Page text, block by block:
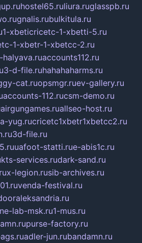
hostel65.ruliura.ruglasspb.ru
gnalis.rubulkitula.ru
1-xbeticricetc-1-xbetti-5.ru
1-xbetr-1-xbetcc-2.ru
accounts112.ru
3-d-file.ruhahahaharms.ru
cat.ruopsmgr.ruev-gallery.ru
accounts-112.rucsm-demo.ru
airgungames.ruallseo-host.ru
yug.rucricetc1xbetr1xbetcc2.ru
3d-file.ru
uafoot-statti.rue-abis1c.ru
kts-services.rudark-sand.ru
x-legion.rusib-archives.ru
venda-festival.ru
lab-msk.ru1-mus.ru
purse-factory.ru
adler-jun.rubandamn.ru